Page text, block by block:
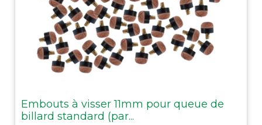
Embouts à visser 11mm pour queue de
billard standard (par...